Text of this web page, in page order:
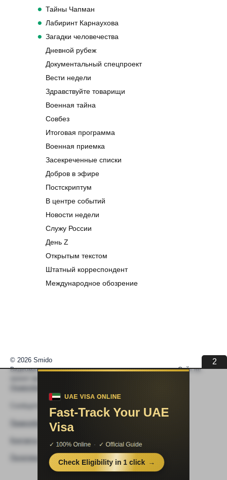
Тайны Чапман
Лабиринт Карнаухова
Загадки человечества
Дневной рубеж
Документальный спецпроект
Вести недели
Здравствуйте товарищи
Военная тайна
Совбез
Итоговая программа
Военная приемка
Засекреченные списки
Добров в эфире
Постскриптум
В центре событий
Новости недели
Служу России
День Z
Открытым текстом
Штатный корреспондент
Международное обозрение
1
© 2026 Smido
Видеоматериалы встраиваются из открытых источников. Сайт не
Видео не работает
Правообладателям
Политика конфиденциальности